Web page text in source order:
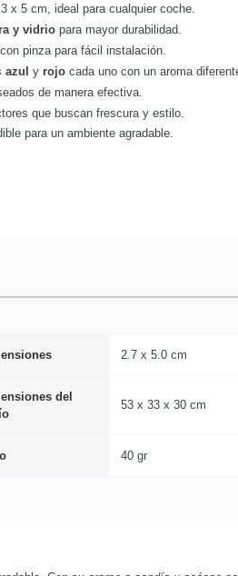
x 5 cm, ideal para cualquier coche.
y vidrio para mayor durabilidad.
pinza para fácil instalación.
azul y rojo cada uno con un aroma
de manera efectiva.
que buscan frescura y estilo.
para un ambiente agradable.
2.7 x 5.0 cm
del
53 x 33 x 30 cm
40 gr